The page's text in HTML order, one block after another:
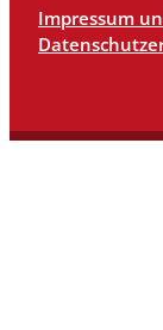
Impressum